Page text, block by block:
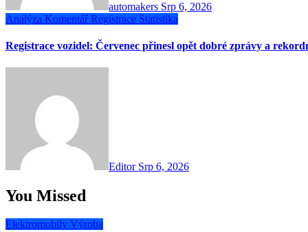
automakers Srp 6, 2026
Analýza Komentář Registrace Statistika
Registrace vozidel: Červenec přinesl opět dobré zprávy a
Editor Srp 6, 2026
You Missed
Elektromobily Výroba